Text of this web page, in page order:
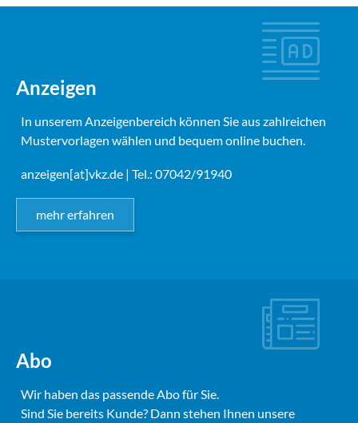
Anzeigen
In unserem Anzeigenbereich können Sie aus zahlreichen
Mustervorlagen wählen und bequem online buchen.
anzeigen[at]vkz.de | Tel.: 07042/91940
mehr erfahren
Abo
Wir haben das passende Abo für Sie.
Sind Sie bereits Kunde? Dann stehen Ihnen unsere